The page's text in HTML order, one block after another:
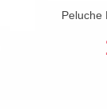
Peluche